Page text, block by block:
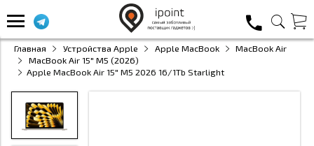
Главная Устройства Apple Apple MacBook
MacBook Air
MacBook Air 15" M5 (2026)
Apple MacBook Air 15" M5 2026 16/1Tb Starlight